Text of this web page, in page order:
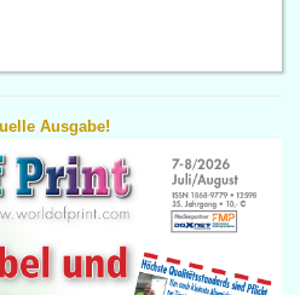
Ausgabe!